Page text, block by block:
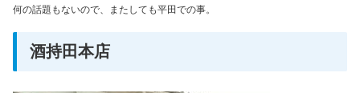
何の話題もないので、またしても平田での事。
酒持田本店